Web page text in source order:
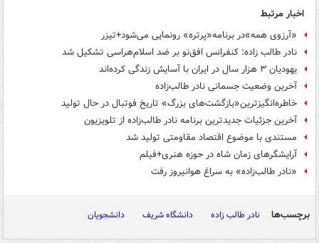
اخبار مرتبط
«آرزوی همه»در برنامه«پرتره» رونمایی می‌شود+تیزر
نادر طالب زاده: کنفرانس افق‌نو بر ضد اسلام‌هراسی تشکیل شد
یهودیان ۳ هزار سال در ایران با آسایش زندگی کرده‌اند
آخرین وضعیت جسمانی نادر طالب‌زاده
خاطره‌انگیزترین«بازگشت‌های بزرگ» تاریخ فوتبال در حال تولید
آخرین جزئیات جدیدترین برنامه نادر طالب‌زاده از تلویزیون
مستندی با موضوع اقتصاد مقاومتی تولید شد
آرایشگرهای زمان شاه در حوزه هنری+فیلم
«نادر طالب‌زاده» به سراغ هوانیروز رفت
برچسب‌ها نادر طالب زاده دانشگاه شریف دانشجویان